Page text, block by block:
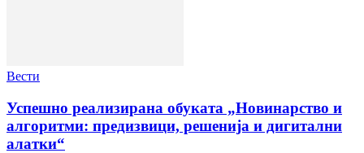
Вести
Успешно реализирана обуката „Новинарство и
алгоритми: предизвици, решенија и дигитални
алатки“